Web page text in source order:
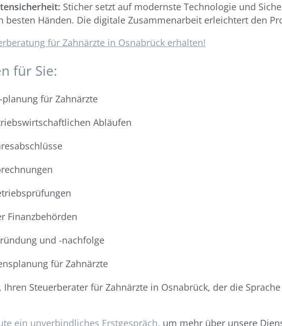
Sticher setzt auf modernste Technologie und
besten Händen. Die digitale Zusammenarbeit erleichtert den
für Zahnärzte in Osnabrück erhalten!
für Sie:
für Zahnärzte
Abläufen
Finanzbehörden
und -nachfolge
für Zahnärzte
Ihren Steuerberater für Zahnärzte in Osnabrück, der die
ein unverbindliches Erstgespräch, um mehr über unsere